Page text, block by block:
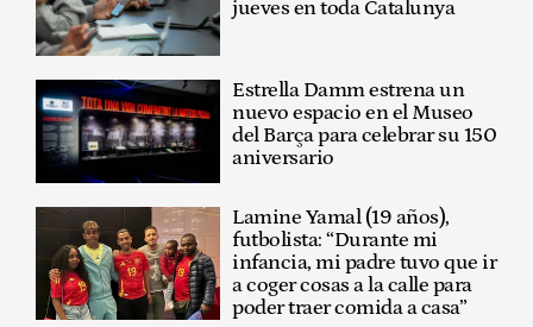
jueves en toda Catalunya
Estrella Damm estrena un
nuevo espacio en el Museo
del Barça para celebrar su 150
aniversario
Lamine Yamal (19 años),
futbolista: “Durante mi
infancia, mi padre tuvo que ir
a coger cosas a la calle para
poder traer comida a casa”